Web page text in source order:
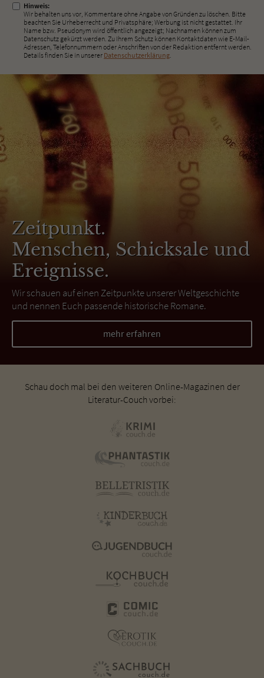
Hinweis:
Wir behalten uns vor, Kommentare ohne Angabe von Gründen zu löschen. Bitte
beachten Sie Urheberrecht und Privatsphäre; Werbung ist nicht gestattet. Ihr
Name bzw. Pseudonym wird öffentlich angezeigt; Nachnamen können zum
Datenschutz gekürzt werden. Zu Ihrem Schutz können Kontaktdaten wie E-Mail-
Adressen, Telefonnummern oder Anschriften von der Redaktion entfernt werden.
Details finden Sie in unserer Datenschutzerklärung
Zeitpunkt.
Menschen, Schicksale und
Ereignisse.
Wir schauen auf einen Zeitpunkte unserer Weltgeschichte
und nennen Euch passende historische Romane.
mehr erfahren
Schau doch mal bei den weiteren Online-Magazinen der
Literatur-Couch vorbei: